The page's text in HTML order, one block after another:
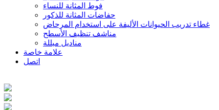
فوط المثانة للنساء
حفاضات المثانة للذكور
غطاء تدريب الحيوانات الأليفة على استخدام المرحاض
مناشف تنظيف الأسطح
مناديل مبللة
علامة خاصة
اتصل